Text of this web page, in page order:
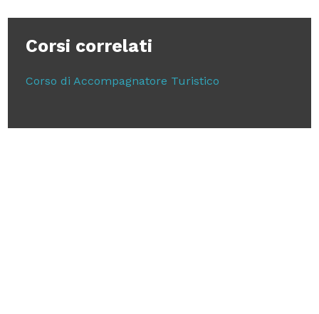
Corsi correlati
Corso di Accompagnatore Turistico